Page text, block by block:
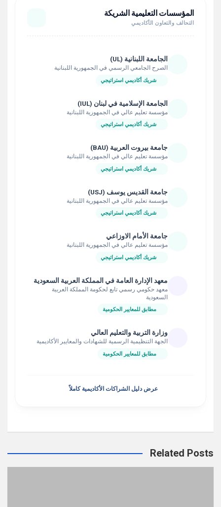
المؤسسات التعليمية الشريكة
التحالف والتعاون الأكاديمي
الجامعة اللبنانية (UL)
الصرح الجامعي الرسمي في الجمهورية اللبنانية
شريك أكاديمي استراتيجي
الجامعة الإسلامية في لبنان (IUL)
مؤسسة تعليم عالي في الجمهورية اللبنانية
شريك أكاديمي استراتيجي
جامعة بيروت العربية (BAU)
مؤسسة تعليم عالي في الجمهورية اللبنانية
شريك أكاديمي استراتيجي
جامعة القديس يوسف (USJ)
مؤسسة تعليم عالي في الجمهورية اللبنانية
شريك أكاديمي استراتيجي
جامعة الأمام الاوزاعي
مؤسسة تعليم عالي في الجمهورية اللبنانية
شريك أكاديمي استراتيجي
معهد الإدارة العامة في المملكة العربية السعودية
معهد حكومي رسمي تابع لحكومة المملكة العربية
السعودية
مطابق للمعايير الحكومية
وزارة التربية والتعليم العالي
الجهة التنظيمية الرسمية للشهادات والمعايير الأكاديمية
مطابق للمعايير الحكومية
عرض دليل الشراكات الأكاديمية كاملاً
Related Posts